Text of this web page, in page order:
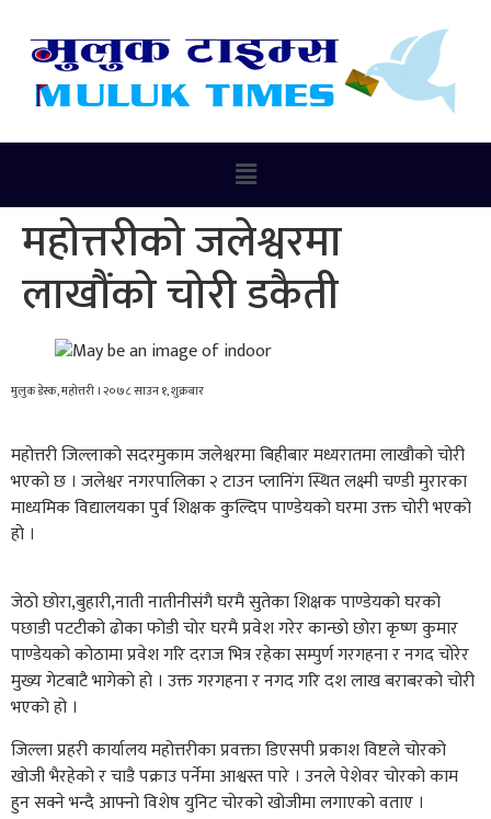
महोत्तरीको जलेश्वरमा
लाखौंको चोरी डकैती
मुलुक डेस्क, महोत्तरी । २०७८ साउन १, शुक्रबार
महोत्तरी जिल्लाको सदरमुकाम जलेश्वरमा बिहीबार मध्यरातमा लाखौको चोरी
भएको छ । जलेश्वर नगरपालिका २ टाउन प्लानिंग स्थित लक्ष्मी चण्डी मुरारका
माध्यमिक विद्यालयका पुर्व शिक्षक कुल्दिप पाण्डेयको घरमा उक्त चोरी भएको
हो ।
जेठो छोरा,बुहारी,नाती नातीनीसंगै घरमै सुतेका शिक्षक पाण्डेयको घरको
पछाडी पटटीको ढोका फोडी चोर घरमै प्रवेश गरेर कान्छो छोरा कृष्ण कुमार
पाण्डेयको कोठामा प्रवेश गरि दराज भित्र रहेका सम्पुर्ण गरगहना र नगद चोरेर
मुख्य गेटबाटै भागेको हो । उक्त गरगहना र नगद गरि दश लाख बराबरको चोरी
भएको हो ।
जिल्ला प्रहरी कार्यालय महोत्तरीका प्रवक्ता डिएसपी प्रकाश विष्टले चोरको
खोजी भैरहेको र चाडै पक्राउ पर्नेमा आश्वस्त पारे । उनले पेशेवर चोरको काम
हुन सक्ने भन्दै आफ्नो विशेष युनिट चोरको खोजीमा लगाएको वताए ।